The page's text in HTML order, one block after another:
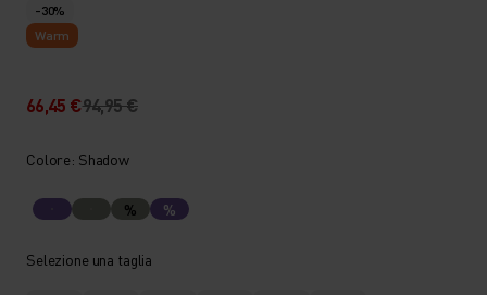
-30%
Warm
66,45 €94,95 €
Colore: Shadow
% %
Selezione una taglia